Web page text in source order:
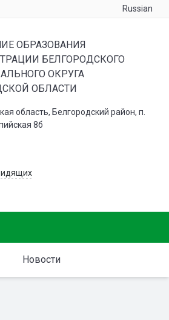
Russian
ОБРАЗОВАНИЯ
БЕЛГОРОДСКОГО
ОКРУГА
ОБЛАСТИ
область, Белгородский район, п.
8б
Новости